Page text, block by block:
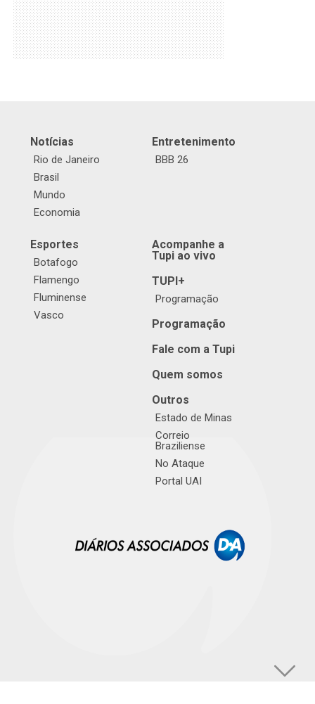
Notícias
Rio de Janeiro
Brasil
Mundo
Economia
Entretenimento
BBB 26
Esportes
Botafogo
Flamengo
Fluminense
Vasco
Acompanhe a
Tupi ao vivo
TUPI+
Programação
Programação
Fale com a Tupi
Quem somos
Outros
Estado de Minas
Correio
Braziliense
No Ataque
Portal UAI